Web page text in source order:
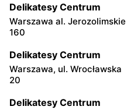
Delikatesy Centrum
Warszawa al. Jerozolimskie
160
Delikatesy Centrum
Warszawa, ul. Wrocławska
20
Delikatesy Centrum